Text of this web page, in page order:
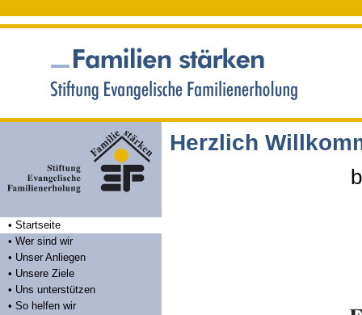
• Startseite
• Wer sind wir
• Unser Anliegen
• Unsere Ziele
• Uns unterstützen
• So helfen wir
Herzlich
bei